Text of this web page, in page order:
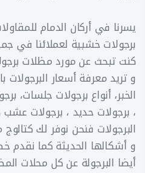
يسرنا في أركان الدمام
برجولات خشبية لعملائنا في
كنت تبحث عن مورد مظلات
و تريد معرفة أسعار البرجولات
الخبر، أنواع برجولات جلسات،
، برجولات حديد ، برجولات
البرجولات فنحن نوفر لك
و أشكالها الحديثة كما
أيضا البرجولة عن كل محلات